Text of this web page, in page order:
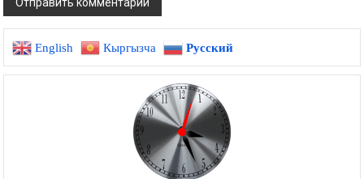
English Кыргызча Русский